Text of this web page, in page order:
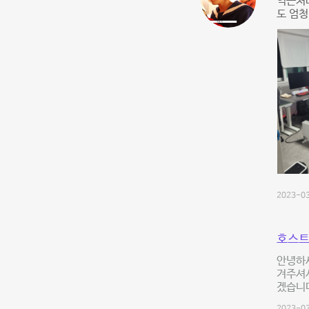
도 엄
2023-
호스
안녕하
겨주셔
겠습